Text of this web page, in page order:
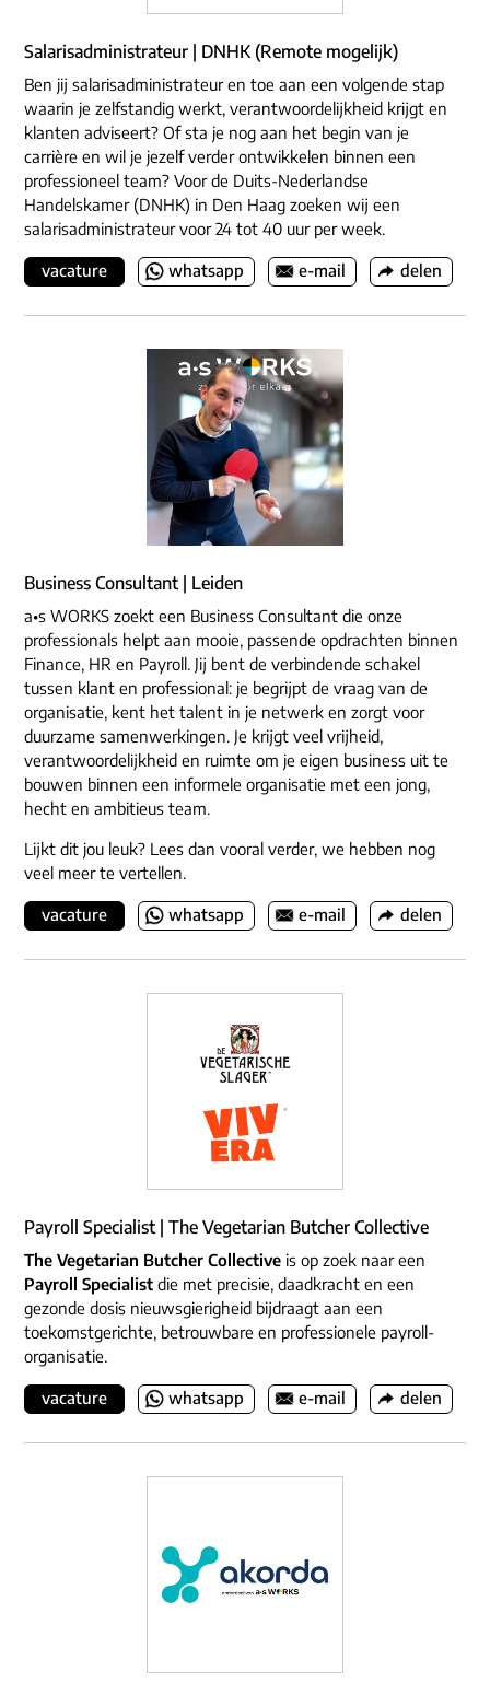
Salarisadministrateur | DNHK (Remote mogelijk)
Ben jij salarisadministrateur en toe aan een volgende stap
waarin je zelfstandig werkt, verantwoordelijkheid krijgt en
klanten adviseert? Of sta je nog aan het begin van je
carrière en wil je jezelf verder ontwikkelen binnen een
professioneel team? Voor de Duits-Nederlandse
Handelskamer (DNHK) in Den Haag zoeken wij een
salarisadministrateur voor 24 tot 40 uur per week.
vacature whatsapp e-mail delen
Business Consultant | Leiden
a•s WORKS zoekt een Business Consultant die onze
professionals helpt aan mooie, passende opdrachten binnen
Finance, HR en Payroll. Jij bent de verbindende schakel
tussen klant en professional: je begrijpt de vraag van de
organisatie, kent het talent in je netwerk en zorgt voor
duurzame samenwerkingen. Je krijgt veel vrijheid,
verantwoordelijkheid en ruimte om je eigen business uit te
bouwen binnen een informele organisatie met een jong,
hecht en ambitieus team.
Lijkt dit jou leuk? Lees dan vooral verder, we hebben nog
veel meer te vertellen.
vacature whatsapp e-mail delen
Payroll Specialist | The Vegetarian Butcher Collective
The Vegetarian Butcher Collective is op zoek naar een
Payroll Specialist die met precisie, daadkracht en een
gezonde dosis nieuwsgierigheid bijdraagt aan een
toekomstgerichte, betrouwbare en professionele payroll-
organisatie.
vacature whatsapp e-mail delen